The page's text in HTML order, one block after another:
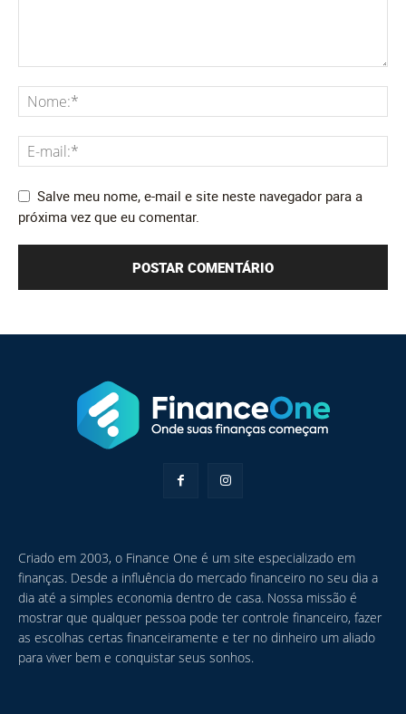
Salve meu nome, e-mail e site neste navegador para a
próxima vez que eu comentar.
Criado em 2003, o Finance One é um site especializado em
finanças. Desde a influência do mercado financeiro no seu dia a
dia até a simples economia dentro de casa. Nossa missão é
mostrar que qualquer pessoa pode ter controle financeiro, fazer
as escolhas certas financeiramente e ter no dinheiro um aliado
para viver bem e conquistar seus sonhos.